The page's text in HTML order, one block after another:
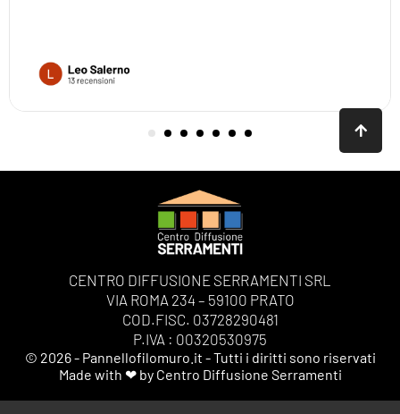
CENTRO DIFFUSIONE SERRAMENTI SRL
VIA ROMA 234 – 59100 PRATO
COD.FISC. 03728290481
P.IVA : 00320530975
© 2026 - Pannellofilomuro.it - Tutti i diritti sono riservati
Made with ❤ by Centro Diffusione Serramenti